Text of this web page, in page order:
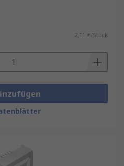
2,11 €/Stück